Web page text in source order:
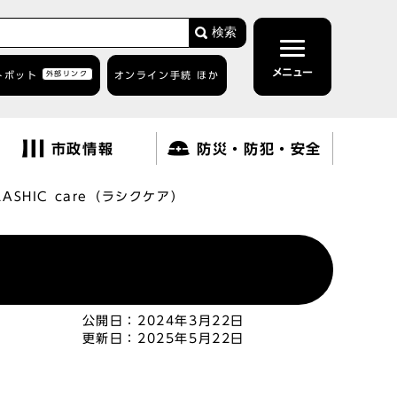
検索
ボット 外部リンク オンライン手続 ほか メニュー
市政情報 防災・防犯・安全
care（ラシクケア）
公開日： 2024年3月22日
更新日： 2025年5月22日